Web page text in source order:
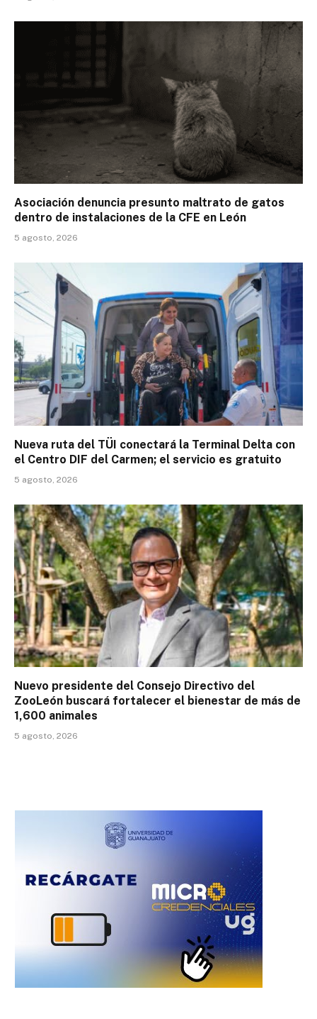
Asociación denuncia presunto maltrato de gatos
dentro de instalaciones de la CFE en León
5 agosto, 2026
Nueva ruta del TÜI conectará la Terminal Delta con
el Centro DIF del Carmen; el servicio es gratuito
5 agosto, 2026
Nuevo presidente del Consejo Directivo del
ZooLeón buscará fortalecer el bienestar de más de
1,600 animales
5 agosto, 2026